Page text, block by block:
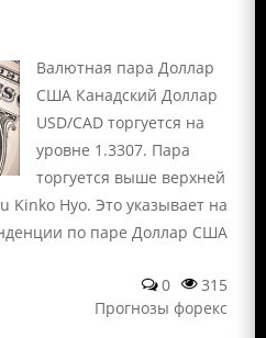
Валютная пара Доллар
США Канадский Доллар
USD/CAD торгуется на
уровне 1.3307. Пара
торгуется выше верхней
Kinko Hyo. Это указывает на
по паре Доллар США
315
0
Прогнозы форекс